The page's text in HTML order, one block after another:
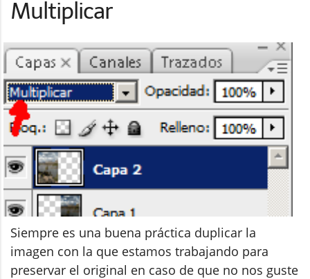
Multiplicar
Siempre es una buena práctica duplicar la
imagen con la que estamos trabajando para
preservar el original en caso de que no nos guste